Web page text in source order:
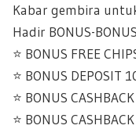
Kabar gembira
Hadir BONUS-
⭐️ BONUS FREE
⭐️ BONUS DEPOSIT
⭐️ BONUS
⭐️ BONUS